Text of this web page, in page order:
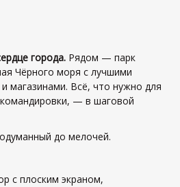
города. Рядом — парк
Чёрного моря с лучшими
магазинами. Всё, что нужно для
— в шаговой
до мелочей.
с плоским экраном,